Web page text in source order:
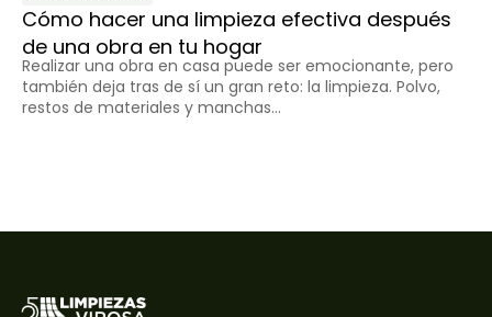
Cómo hacer una limpieza efectiva después
de una obra en tu hogar
Realizar una obra en casa puede ser emocionante, pero
también deja tras de sí un gran reto: la limpieza. Polvo,
restos de materiales y manchas...